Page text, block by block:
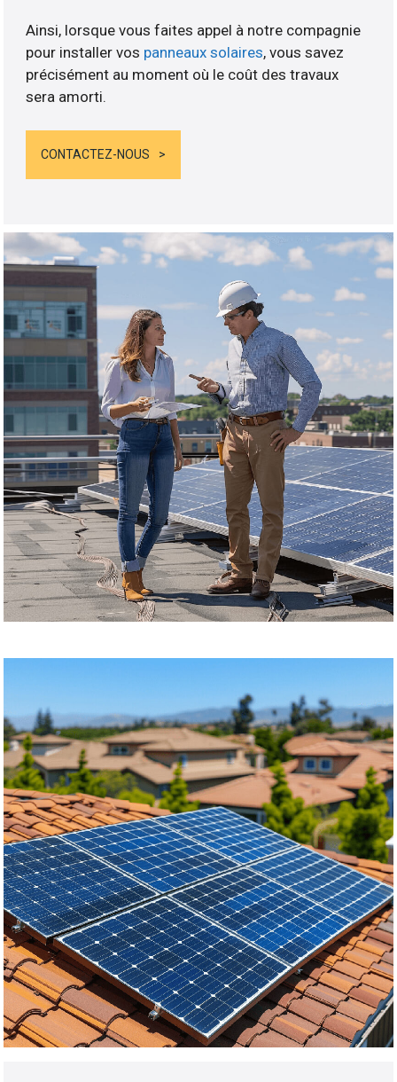
Ainsi, lorsque vous faites appel à notre compagnie
pour installer vos panneaux solaires, vous savez
précisément au moment où le coût des travaux
sera amorti.
CONTACTEZ-NOUS